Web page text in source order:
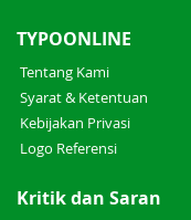
TYPOONLINE
Tentang Kami
Syarat & Ketentuan
Kebijakan Privasi
Logo Referensi
Kritik dan Saran